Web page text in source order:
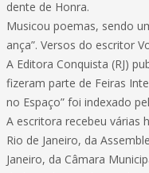
dente de Honra.
Musicou poemas, sendo
ança”. Versos do escritor
A Editora Conquista (RJ)
fizeram parte de Feiras
no Espaço” foi indexado
A escritora recebeu várias
Rio de Janeiro, da
Janeiro, da Câmara